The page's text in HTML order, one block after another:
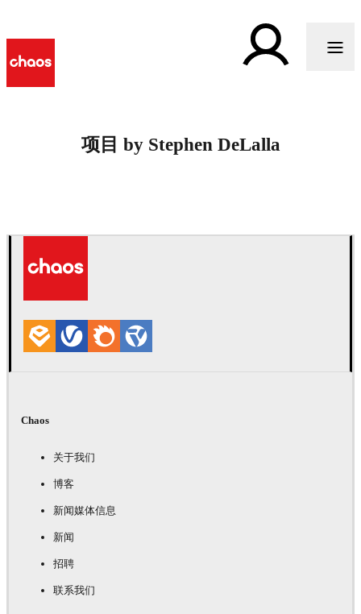
项目 by Stephen DeLalla
Chaos
关于我们
博客
新闻媒体信息
新闻
招聘
联系我们